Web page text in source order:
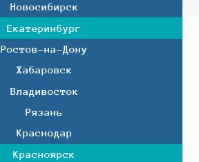
Новосибирск
Екатеринбург
Ростов-на-Дону
Хабаровск
Владивосток
Рязань
Краснодар
Красноярск